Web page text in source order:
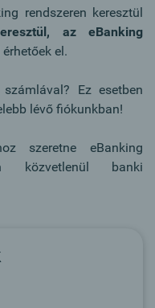
rendszeren keresztül
az eBanking
érhetőek el.
Ez esetben
lévő fiókunkban!
szeretne eBanking
közvetlenül banki